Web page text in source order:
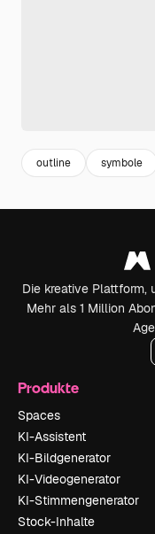
outline symbole
Die kreative Plattform,
Mehr als 1 Million
Produkte
Spaces
KI-Assistent
KI-Bildgenerator
KI-Videogenerator
KI-Stimmengenerator
Stock-Inhalte